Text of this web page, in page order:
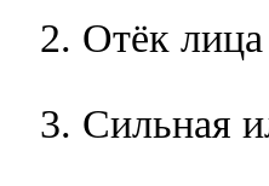
Отёк
Сильная